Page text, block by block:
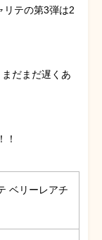
テの第3弾は2
だまだ遅くあ
！
ベリーレアチ